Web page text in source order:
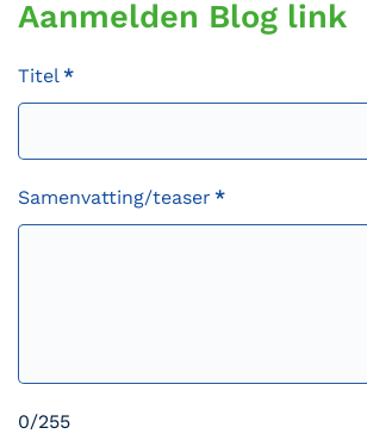
Aanmelden Blog link
Titel*
Samenvatting/teaser *
0/255